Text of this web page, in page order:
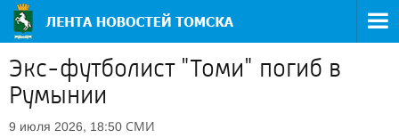
Экс-футболист "Томи" погиб в
Румынии
9 июля 2026, 18:50 СМИ